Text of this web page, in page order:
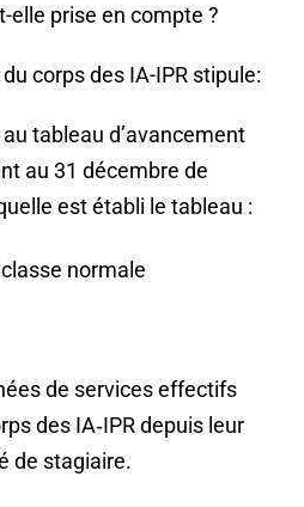
elle prise en compte ?
corps des IA-IPR stipule:
tableau d’avancement
au 31 décembre de
est établi le tableau :
normale
de services effectifs
des IA‑IPR depuis leur
de stagiaire.